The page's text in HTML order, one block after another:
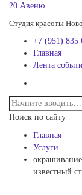
20 Авеню
Студия красоты
+7 (951) 835
Главная
Лента
Поиск по сайту
Главная
Услуги
известный